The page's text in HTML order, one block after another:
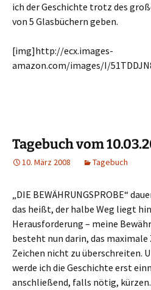
ich der Geschichte trotz des
von 5 Glasbüchern geben.
[img]http://ecx.images-
amazon.com/images/I/
Tagebuch vom
10. März 2008 Tagebuch
„DIE BEWÄHRUNGSPROBE“
das heißt, der halbe Weg liegt
Herausforderung – meine
besteht nun darin, das
Zeichen nicht zu überschreiten.
werde ich die Geschichte erst
anschließend, falls nötig,